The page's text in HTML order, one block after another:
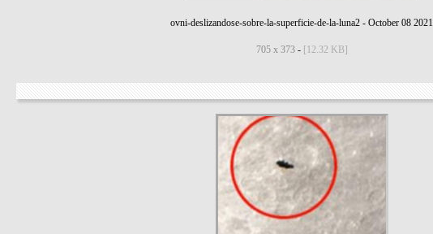
ovni-deslizandose-sobre-la-superficie-de-la-luna2 -October 08 2021
705 x 373- [12.32 KB]